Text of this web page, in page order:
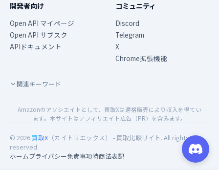
開発者向け
Open API マイページ
Open API サブスク
APIドキュメント
コミュニティ
Discord
Telegram
X
Chrome拡張機能
関連キーワード
Amazonのアソシエイトとして、買取Xは適格販売により収入を得てい
ます。本サイトはアフィリエイト広告（PR）を含みます。
© 2026 買取X （カイトリエックス） - 買取比較サイト. All rights
reserved.
ホームプライバシー免責事項特商法表記